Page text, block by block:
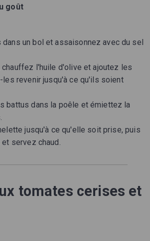
goût
un bol et assaisonnez avec du sel
chauffez l'huile d'olive et ajoutez les
les revenir jusqu'à ce qu'ils soient
battus dans la poêle et émiettez la
jusqu'à ce qu'elle soit prise, puis
servez chaud.
tomates cerises et